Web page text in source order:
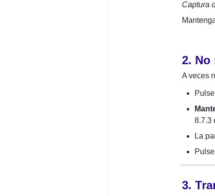
Captura
2. No
A veces
8.7.3
La
3.